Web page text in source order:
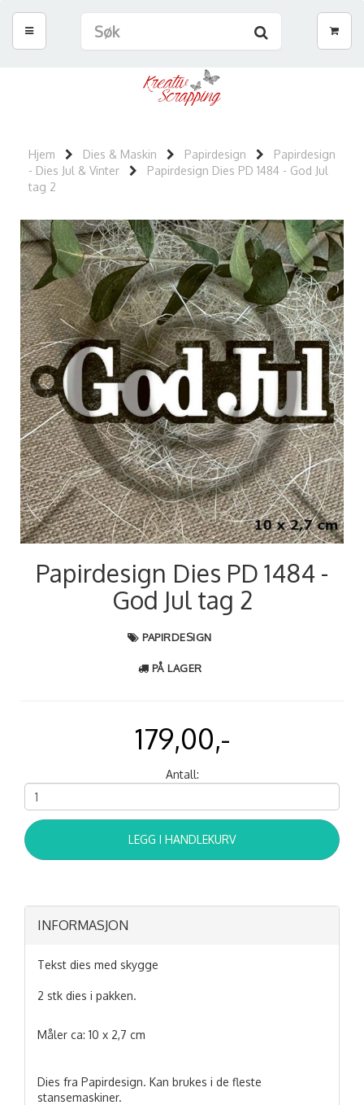
Hjem Dies & Maskin Papirdesign
Papirdesign
- Dies Jul & Vinter
Papirdesign Dies PD 1484 - God Jul
tag 2
Papirdesign Dies PD 1484 -
God Jul tag 2
PAPIRDESIGN
PÅ LAGER
179,00,-
Antall:
LEGG I HANDLEKURV
INFORMASJON
Tekst dies med skygge
2 stk dies i pakken.
Måler ca: 10 x 2,7 cm
Dies fra Papirdesign. Kan brukes i de fleste
stansemaskiner.